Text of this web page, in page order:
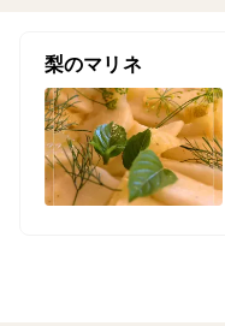
梨のマリネ